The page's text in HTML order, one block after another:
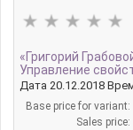
«Григорий
Управление
Дата 20.12.2018
Base price for variant:
Sales price: